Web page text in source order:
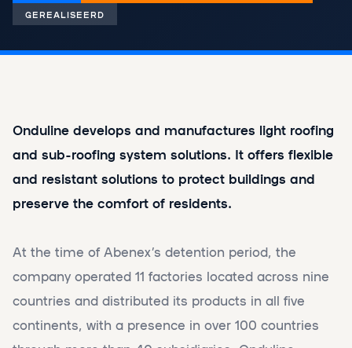
GEREALISEERD
Onduline develops and manufactures light roofing
and sub-roofing system solutions. It offers flexible
and resistant solutions to protect buildings and
preserve the comfort of residents.
At the time of Abenex’s detention period, the
company operated 11 factories located across nine
countries and distributed its products in all five
continents, with a presence in over 100 countries